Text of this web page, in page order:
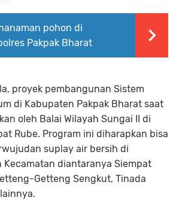
pohon di
Pakpak Bharat
proyek pembangunan Sistem
di Kabupaten Pakpak Bharat saat
oleh Balai Wilayah Sungai II di
Rube. Program ini diharapkan bisa
suplay air bersih di
Kecamatan diantaranya Siempat
Getteng Sengkut, Tinada